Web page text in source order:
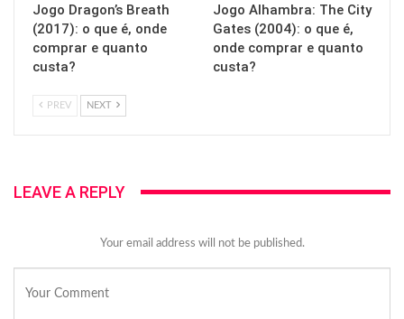
Jogo Dragon’s Breath
(2017): o que é, onde
comprar e quanto
custa?
Jogo Alhambra: The City
Gates (2004): o que é,
onde comprar e quanto
custa?
PREV NEXT
LEAVE A REPLY
Your email address will not be published.